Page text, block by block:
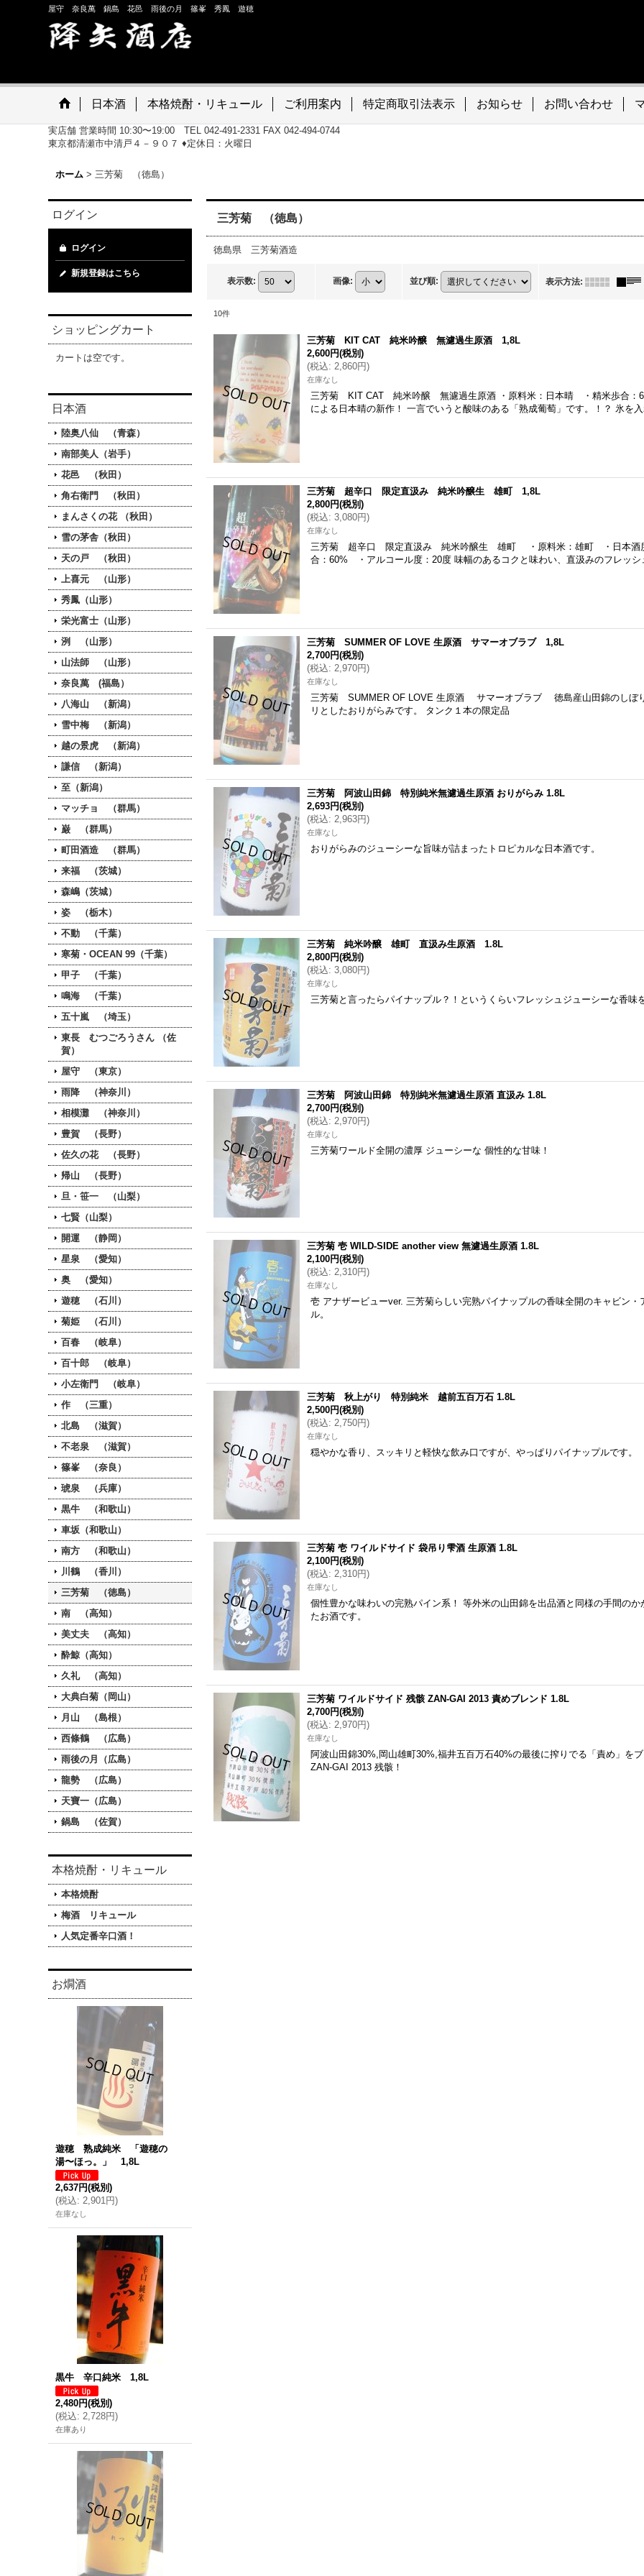
屋守 奈良萬 鍋島 花邑 雨後の月 篠峯 秀鳳 遊穂
日本酒 本格焼酎・リキュール ご利用案内 特定商取引法表示 お知らせ お問い合わせ
実店舗 営業時間 10:30〜19:00 TEL 042-491-2331 FAX 042-494-0744
東京都清瀬市中清戸４－９０７ ♦定休日：火曜日
ホーム > 三芳菊 （徳島）
ログイン
ログイン
新規登録はこちら
ショッピングカート
カートは空です。
日本酒
陸奥八仙 （青森）
南部美人（岩手）
花邑 （秋田）
角右衛門 （秋田）
まんさくの花 （秋田）
雪の茅舎（秋田）
天の戸 （秋田）
上喜元 （山形）
秀鳳（山形）
栄光富士（山形）
洌 （山形）
山法師 （山形）
奈良萬 (福島）
八海山 （新潟）
雪中梅 （新潟）
越の景虎 （新潟）
謙信 （新潟）
至（新潟）
マッチョ （群馬）
巌 （群馬）
町田酒造 （群馬）
来福 （茨城）
森嶋（茨城）
姿 （栃木）
不動 （千葉）
寒菊・OCEAN 99（千葉）
甲子 （千葉）
鳴海 （千葉）
五十嵐 （埼玉）
東長 むつごろうさん （佐
賀）
屋守 （東京）
雨降 （神奈川）
相模灘 （神奈川）
豊賀 （長野）
佐久の花 （長野）
帰山 （長野）
旦・笹一 （山梨）
七賢（山梨）
開運 （静岡）
星泉 （愛知）
奥 （愛知）
遊穂 （石川）
菊姫 （石川）
百春 （岐阜）
百十郎 （岐阜）
小左衛門 （岐阜）
作 （三重）
北島 （滋賀）
不老泉 （滋賀）
篠峯 （奈良）
琥泉 （兵庫）
黒牛 （和歌山）
車坂（和歌山）
南方 （和歌山）
川鶴 （香川）
三芳菊 （徳島）
南 （高知）
美丈夫 （高知）
酔鯨（高知）
久礼 （高知）
大典白菊（岡山）
月山 （島根）
西條鶴 （広島）
雨後の月（広島）
龍勢 （広島）
天寶一（広島）
鍋島 （佐賀）
本格焼酎・リキュール
本格焼酎
梅酒 リキュール
人気定番辛口酒！
お燗酒
遊穂 熟成純米 「遊穂の
湯〜ほっ。」 1,8L
2,637円(税別)
(税込: 2,901円)
在庫なし
黒牛 辛口純米 1,8L
2,480円(税別)
(税込: 2,728円)
在庫あり
三芳菊 （徳島）
徳島県 三芳菊酒造
表示数: 画像: 並び順: 表示方法:
10件
三芳菊 KIT CAT 純米吟醸 無濾過生原酒 1,8L
2,600円(税別)
(税込: 2,860円)
在庫なし
三芳菊 KIT CAT 純米吟醸 無濾過生原酒 ・原料米：日本晴 ・精米歩合
による日本晴の新作！ 一言でいうと酸味のある「熟成葡萄」です。！？ 氷を
三芳菊 超辛口 限定直汲み 純米吟醸生 雄町 1,8L
2,800円(税別)
(税込: 3,080円)
在庫なし
三芳菊 超辛口 限定直汲み 純米吟醸生 雄町 ・原料米：雄町 ・日本酒
合：60% ・アルコール度：20度 味幅のあるコクと味わい、直汲みのフレッ
三芳菊 SUMMER OF LOVE 生原酒 サマーオブラブ 1,8L
2,700円(税別)
(税込: 2,970円)
在庫なし
三芳菊 SUMMER OF LOVE 生原酒 サマーオブラブ 徳島産山田錦のしぼ
リとしたおりがらみです。 タンク１本の限定品
三芳菊 阿波山田錦 特別純米無濾過生原酒 おりがらみ 1.8L
2,693円(税別)
(税込: 2,963円)
在庫なし
おりがらみのジューシーな旨味が詰まったトロピカルな日本酒です。
三芳菊 純米吟醸 雄町 直汲み生原酒 1.8L
2,800円(税別)
(税込: 3,080円)
在庫なし
三芳菊と言ったらパイナップル？！というくらいフレッシュジューシーな香味
三芳菊 阿波山田錦 特別純米無濾過生原酒 直汲み 1.8L
2,700円(税別)
(税込: 2,970円)
在庫なし
三芳菊ワールド全開の濃厚 ジューシーな 個性的な甘味！
三芳菊 壱 WILD-SIDE another view 無濾過生原酒 1.8L
2,100円(税別)
(税込: 2,310円)
在庫なし
壱 アナザービューver. 三芳菊らしい完熟パイナップルの香味全開のキャビン・
ル。
三芳菊 秋上がり 特別純米 越前五百万石 1.8L
2,500円(税別)
(税込: 2,750円)
在庫なし
穏やかな香り、スッキリと軽快な飲み口ですが、やっぱりパイナップルです。
三芳菊 壱 ワイルドサイド 袋吊り雫酒 生原酒 1.8L
2,100円(税別)
(税込: 2,310円)
在庫なし
個性豊かな味わいの完熟パイン系！ 等外米の山田錦を出品酒と同様の手間のか
たお酒です。
三芳菊 ワイルドサイド 残骸 ZAN-GAI 2013 責めブレンド 1.8L
2,700円(税別)
(税込: 2,970円)
在庫なし
阿波山田錦30%,岡山雄町30%,福井五百万石40%の最後に搾りでる「責め」をブ
ZAN-GAI 2013 残骸！